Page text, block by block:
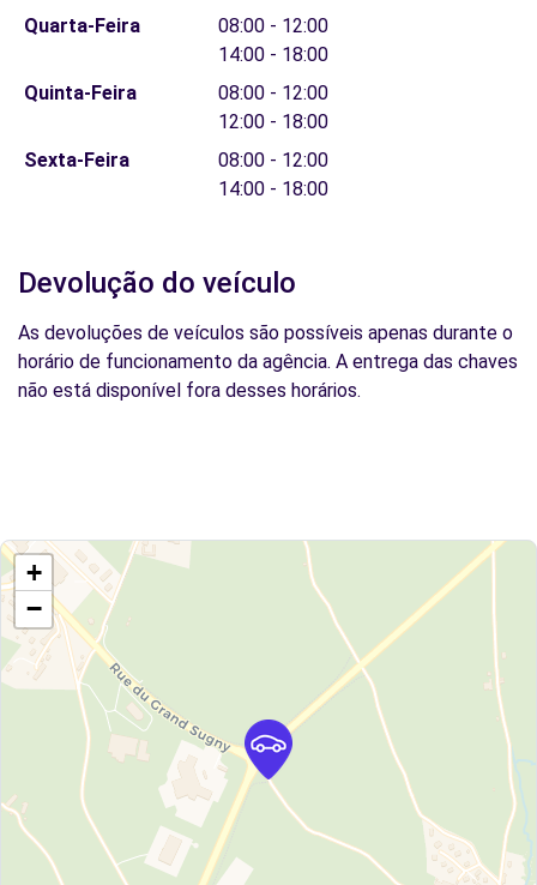
Quarta-Feira
08:00 - 12:00
14:00 - 18:00
Quinta-Feira
08:00 - 12:00
12:00 - 18:00
Sexta-Feira
08:00 - 12:00
14:00 - 18:00
Devolução do veículo
As devoluções de veículos são possíveis apenas durante o
horário de funcionamento da agência. A entrega das chaves
não está disponível fora desses horários.
+
−